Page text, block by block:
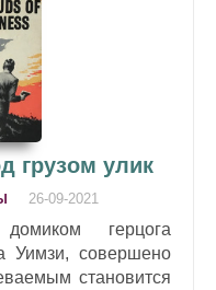
грузом улик
26-09-2021
герцога
Уимзи, совершено
становится